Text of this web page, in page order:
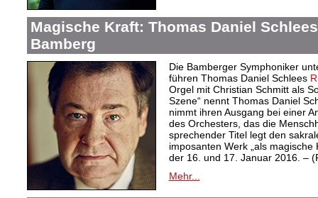
Magische Kraft: Thomas Daniel
Bamberg
Die Bamberger Symphoniker
führen Thomas Daniel Schlees
Orgel mit Christian Schmitt als
Szene“ nennt Thomas Daniel
nimmt ihren Ausgang bei einer
des Orchesters, das die
sprechender Titel legt den
imposanten Werk „als
der 16. und 17. Januar 2016. –
Mehr...